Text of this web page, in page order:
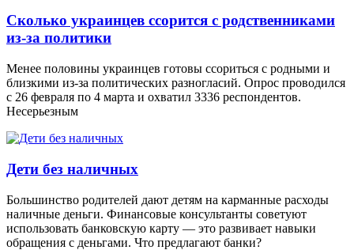
Сколько украинцев ссорится с родственниками
из-за политики
Менее половины украинцев готовы ссориться с родными и
близкими из-за политических разногласий. Опрос проводился
с 26 февраля по 4 марта и охватил 3336 респондентов.
Несерьезным
Дети без наличных
Большинство родителей дают детям на карманные расходы
наличные деньги. Финансовые консультанты советуют
использовать банковскую карту — это развивает навыки
обращения с деньгами. Что предлагают банки?